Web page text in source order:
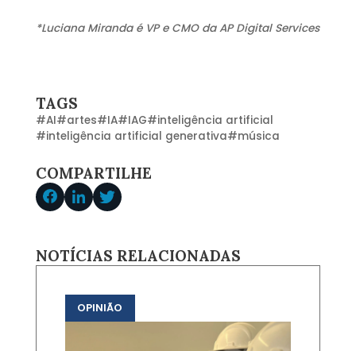
*Luciana Miranda é VP e CMO da AP Digital Services
TAGS
#AI#artes#IA#IAG#inteligência artificial
#inteligência artificial generativa#música
COMPARTILHE
NOTÍCIAS RELACIONADAS
OPINIÃO